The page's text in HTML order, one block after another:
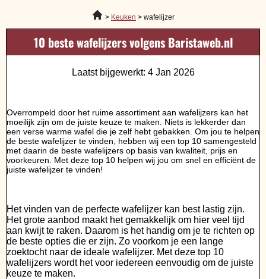
Keuken wafelijzer
10 beste wafelijzers volgens Baristaweb.nl
Laatst bijgewerkt: 4 Jan 2026
Overrompeld door het ruime assortiment aan wafelijzers kan het
moeilijk zijn om de juiste keuze te maken. Niets is lekkerder dan
een verse warme wafel die je zelf hebt gebakken. Om jou te helpen
de beste wafelijzer te vinden, hebben wij een top 10 samengesteld
met daarin de beste wafelijzers op basis van kwaliteit, prijs en
voorkeuren. Met deze top 10 helpen wij jou om snel en efficiënt de
juiste wafelijzer te vinden!
Het vinden van de perfecte wafelijzer kan best lastig zijn.
Het grote aanbod maakt het gemakkelijk om hier veel tijd
aan kwijt te raken. Daarom is het handig om je te richten op
de beste opties die er zijn. Zo voorkom je een lange
zoektocht naar de ideale wafelijzer. Met deze top 10
wafelijzers wordt het voor iedereen eenvoudig om de juiste
keuze te maken.